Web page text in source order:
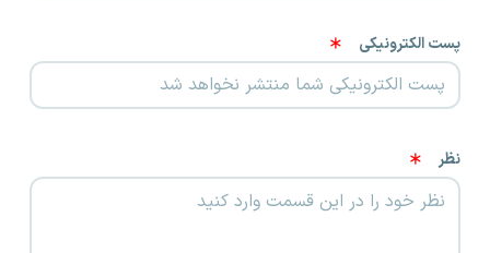
پست الکترونیکی
نظر